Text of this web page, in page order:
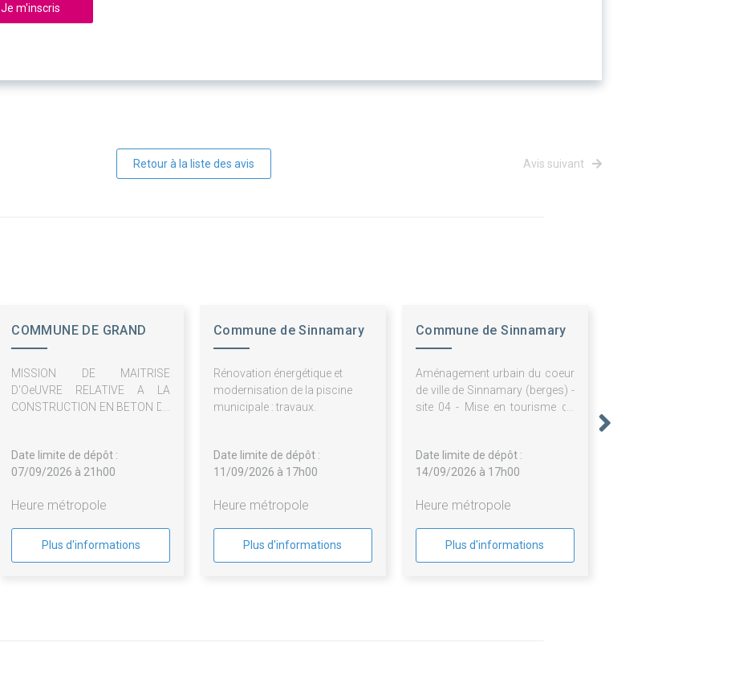
Je m'inscris
Retour à la liste des avis Avis suivant
COMMUNE DE GRAND
MISSION DE MAITRISE
D'OeUVRE RELATIVE A LA
CONSTRUCTION EN BETON DE
Date limite de dépôt :
07/09/2026 à 21h00
Heure métropole
Plus d'informations
Commune de Sinnamary
Rénovation énergétique et
modernisation de la piscine
municipale : travaux.
Date limite de dépôt :
11/09/2026 à 17h00
Heure métropole
Plus d'informations
Commune de Sinnamary
Aménagement urbain du coeur
de ville de Sinnamary (berges) -
site 04 - Mise en tourisme du
Date limite de dépôt :
14/09/2026 à 17h00
Heure métropole
Plus d'informations